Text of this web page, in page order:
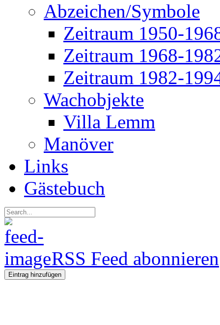
Abzeichen/Symbole
Zeitraum 1950-
Zeitraum 1968-
Zeitraum 1982-
Wachobjekte
Villa Lemm
Manöver
Links
Gästebuch
RSS Feed abonnieren
Eintrag hinzufügen